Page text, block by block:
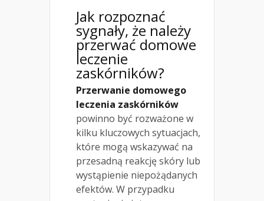
Jak rozpoznać
sygnały, że należy
przerwać domowe
leczenie
zaskórników?
Przerwanie domowego
leczenia zaskórników
powinno być rozważone w
kilku kluczowych sytuacjach,
które mogą wskazywać na
przesadną reakcję skóry lub
wystąpienie niepożądanych
efektów. W przypadku